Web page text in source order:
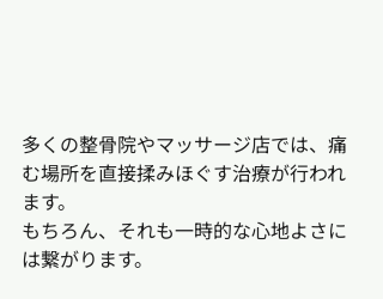
多くの整骨院やマッサージ店では、痛
む場所を直接揉みほぐす治療が行われ
ます。
もちろん、それも一時的な心地よさに
は繋がります。